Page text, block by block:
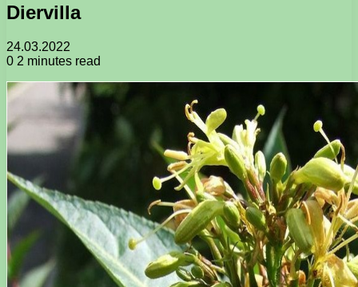
Diervilla
24.03.2022
0 2 minutes read